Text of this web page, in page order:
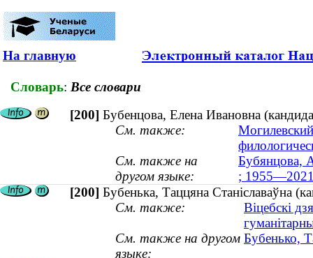
На главную
Словарь: Все словари
[200] Бубенцова, Елена Ивановна
См. также:
См. также на
другом языке:
Бубянцова,
;
[200] Бубенька, Таццяна Станіславаўна
См. также:
Віцебскі
См. также на другом
языке:
Бубенько,